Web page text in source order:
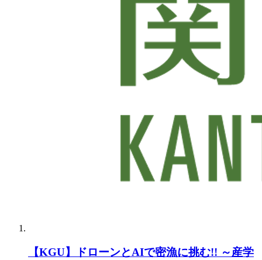
【KGU】ドローンとAIで密漁に挑む!! ～産学